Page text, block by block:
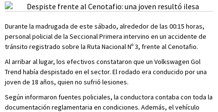
Durante la madrugada de este sábado, alrededor de las 00:15 horas,
personal policial de la Seccional Primera intervino en un accidente de
tránsito registrado sobre la Ruta Nacional Nº 3, frente al Cenotafio.
Al arribar al lugar, los efectivos constataron que un Volkswagen Gol
Trend había despistado en el sector. El rodado era conducido por una
joven de 18 años, quien no sufrió lesiones.
Según informaron fuentes policiales, la conductora contaba con toda la
documentación reglamentaria en condiciones. Además, el vehículo